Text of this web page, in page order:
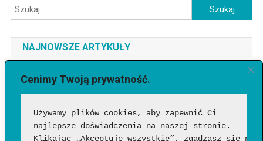
Cenimy Twoją prywatność.
Używamy plików cookies, aby zapewnić Ci
najlepsze doświadczenia na naszej stronie.
Klikając „Akceptuję wszystkie”, zgadzasz się
Szukaj:
NAJNOWSZE ARTYKUŁY
Jaki telefon do 3500 zł wybrać? Ranking najlepszych modeli
[2026]
Jak sprawdzić, czy wideo wygenerowała AI?
Google Flow Music – co to takiego, jak działa i czy warto?